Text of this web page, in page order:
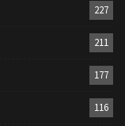
227
211
177
116